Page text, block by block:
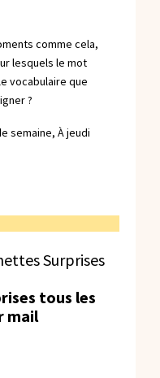
comme cela,
lesquels le mot
vocabulaire que
?
semaine, À jeudi
Surprises
tous les
mail